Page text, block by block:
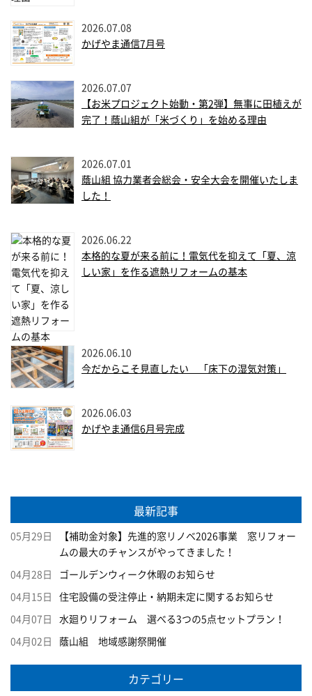
2026.07.08
かげやま通信7月号
2026.07.07
【お米プロジェクト始動・第2弾】無事に田植えが
完了！蔭山組が「米づくり」を始める理由
2026.07.01
蔭山組 協力業者会総会・安全大会を開催いたしま
した！
2026.06.22
本格的な夏が来る前に！電気代を抑えて「夏、涼
しい家」を作る遮熱リフォームの基本
2026.06.10
今だからこそ見直したい 「床下の湿気対策」
2026.06.03
かげやま通信6月号完成
最新記事
05月29日
【補助金対象】先進的窓リノベ2026事業 窓リフォー
ムの最大のチャンスがやってきました！
04月28日 ゴールデンウィーク休暇のお知らせ
04月15日 住宅設備の受注停止・納期未定に関するお知らせ
04月07日 水廻りリフォーム 選べる3つの5点セットプラン！
04月02日 蔭山組 地域感謝祭開催
カテゴリー